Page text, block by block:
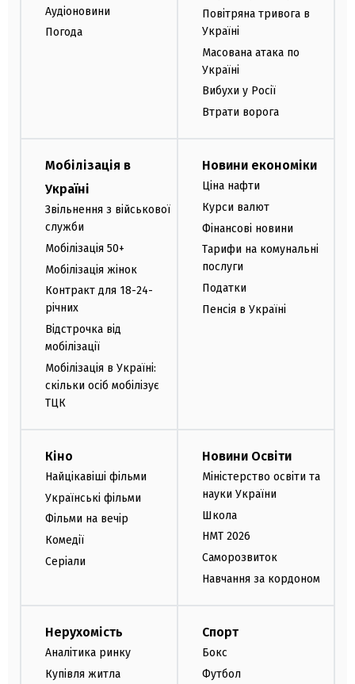
Аудіоновини
Погода
Повітряна тривога в
Україні
Масована атака по
Україні
Вибухи у Росії
Втрати ворога
Мобілізація в
Україні
Звільнення з військової
служби
Мобілізація 50+
Мобілізація жінок
Контракт для 18-24-
річних
Відстрочка від
мобілізації
Мобілізація в Україні:
скільки осіб мобілізує
ТЦК
Новини економіки
Ціна нафти
Курси валют
Фінансові новини
Тарифи на комунальні
послуги
Податки
Пенсія в Україні
Кіно
Найцікавіші фільми
Українські фільми
Фільми на вечір
Комедії
Серіали
Новини Освіти
Міністерство освіти та
науки України
Школа
НМТ 2026
Саморозвиток
Навчання за кордоном
Нерухомість
Аналітика ринку
Купівля житла
Спорт
Бокс
Футбол